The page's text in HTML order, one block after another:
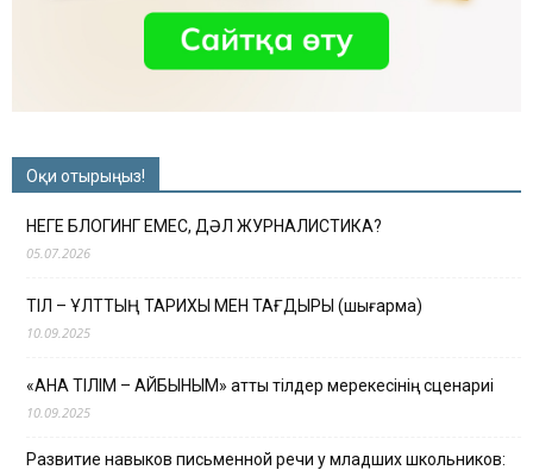
Оқи отырыңыз!
НЕГЕ БЛОГИНГ ЕМЕС, ДӘЛ ЖУРНАЛИСТИКА?
05.07.2026
ТІЛ – ҰЛТТЫҢ ТАРИХЫ МЕН ТАҒДЫРЫ (шығарма)
10.09.2025
«АНА ТІЛІМ – АЙБЫНЫМ» атты тілдер мерекесінің сценариі
10.09.2025
Развитие навыков письменной речи у младших школьников: